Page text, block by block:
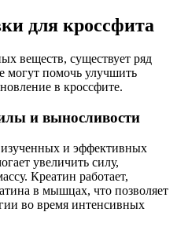
для кроссфита
веществ, существует ряд
могут помочь улучшить
в кроссфите.
и выносливости
и эффективных
увеличить силу,
Креатин работает,
в мышцах, что позволяет
во время интенсивных